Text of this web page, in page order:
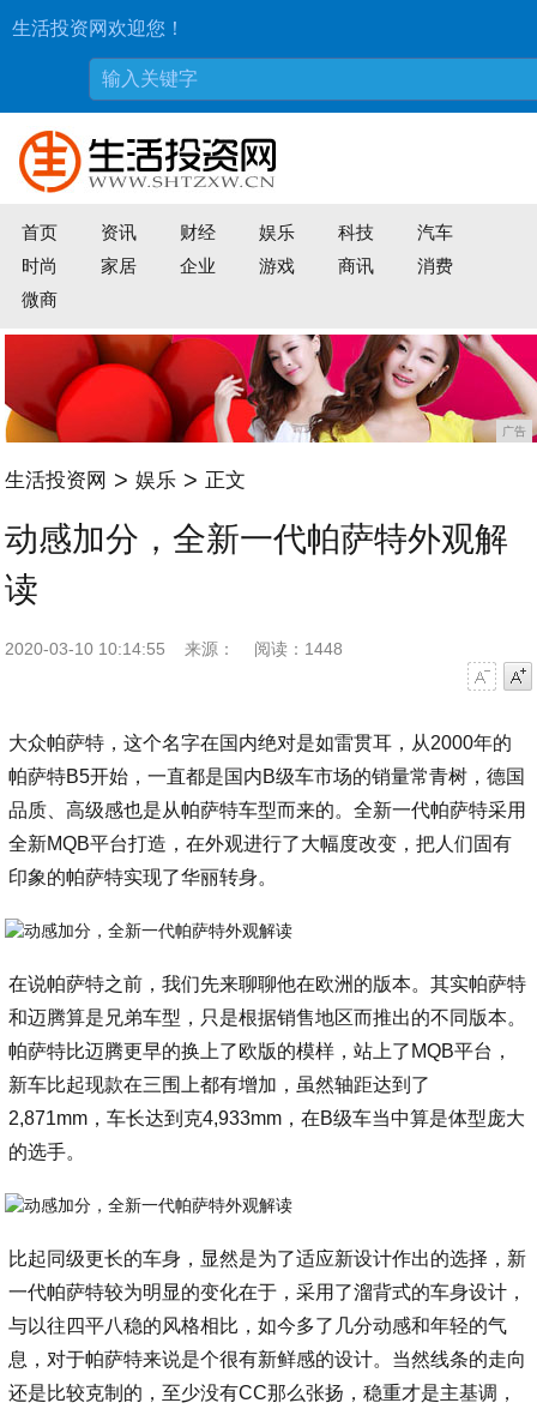
生活投资网欢迎您！
首页 资讯 财经 娱乐 科技
汽车
时尚
家居 企业 游戏 商讯
消费
微商
广告
生活投资网 > 娱乐 > 正文
动感加分，全新一代帕萨特外观解
读
2020-03-10 10:14:55 来源：
阅读：1448
大众帕萨特，这个名字在国内绝对是如雷贯耳，从2000年的
帕萨特B5开始，一直都是国内B级车市场的销量常青树，德国
品质、高级感也是从帕萨特车型而来的。全新一代帕萨特采用
全新MQB平台打造，在外观进行了大幅度改变，把人们固有
印象的帕萨特实现了华丽转身。
在说帕萨特之前，我们先来聊聊他在欧洲的版本。其实帕萨特
和迈腾算是兄弟车型，只是根据销售地区而推出的不同版本。
帕萨特比迈腾更早的换上了欧版的模样，站上了MQB平台，
新车比起现款在三围上都有增加，虽然轴距达到了
2,871mm，车长达到克4,933mm，在B级车当中算是体型庞大
的选手。
比起同级更长的车身，显然是为了适应新设计作出的选择，新
一代帕萨特较为明显的变化在于，采用了溜背式的车身设计，
与以往四平八稳的风格相比，如今多了几分动感和年轻的气
息，对于帕萨特来说是个很有新鲜感的设计。当然线条的走向
还是比较克制的，至少没有CC那么张扬，稳重才是主基调，